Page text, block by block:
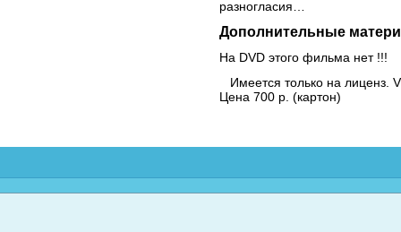
разногласия…
Дополнительные
На DVD этого фильма нет !!!
Имеется только на лиценз.
Цена 700 р. (картон)